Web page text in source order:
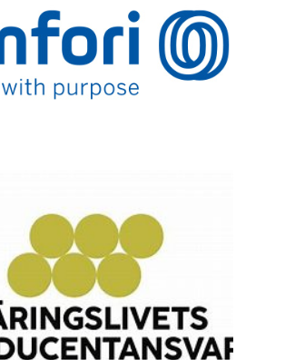
inom våra leveranskedjor. Vi
de elva principerna i amfori BSCI
Conduct och säkerställer de höga
som idag ställs på leverantörer,
löner, arbetsmiljö, barnarbete
osv.
Vi tar vårt ansvar och betalar
som täcker kostnaden
att förpackningarna ska kunna
återvinnas till nya produkter.
LÄS MER